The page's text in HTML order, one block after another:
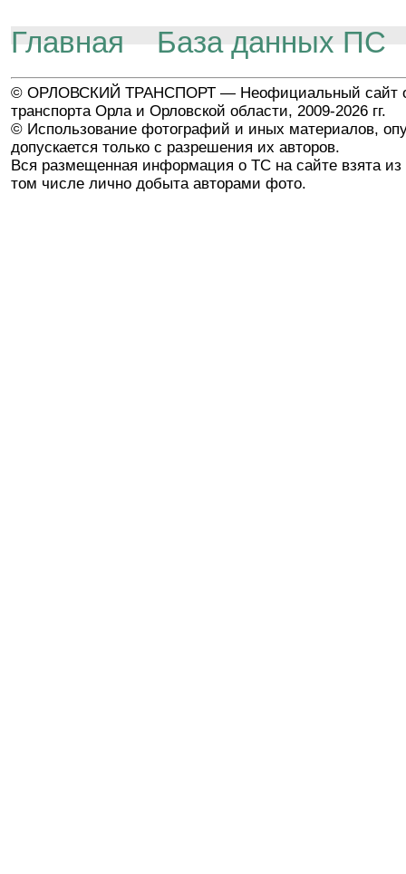
Главная
База данных ПС
© ОРЛОВСКИЙ ТРАНСПОРТ — Неофициальный сайт
транспорта Орла и Орловской области, 2009-2026 гг.
© Использование фотографий и иных материалов,
допускается только с разрешения их авторов.
Вся размещенная информация о ТС на сайте взята из
том числе лично добыта авторами фото.